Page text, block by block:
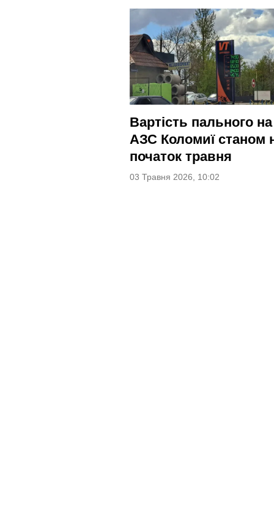
Вартість пального на
АЗС Коломиї станом
початок травня
03 Травня 2026, 10:02